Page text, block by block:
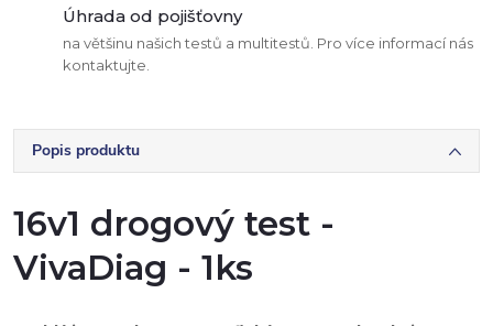
Úhrada od pojišťovny
na většinu našich testů a multitestů. Pro více informací nás
kontaktujte.
Popis produktu
16v1 drogový test -
VivaDiag - 1ks